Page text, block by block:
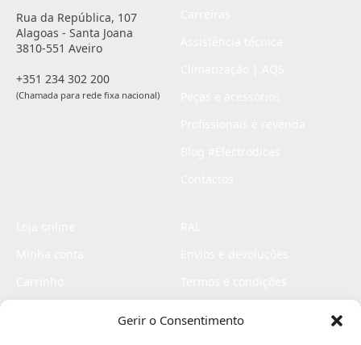
Gerir o Consentimento
Rua da República, 107
Alagoas - Santa Joana
3810-551 Aveiro
+351 234 302 200
(Chamada para rede fixa nacional)